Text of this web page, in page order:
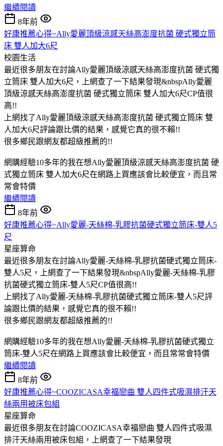
繼續閱讀
8年前
好康推薦心得~Ally愛麗頂級涼感天絲高澎度抗菌 硬式獨立筒
床 雙人加大6尺
校園生活
最近很多朋友在討論Ally愛麗頂級涼感天絲高澎度抗菌 硬式獨
立筒床 雙人加大6尺，上網查了一下結果發現&nbspAlly愛麗
頂級涼感天絲高澎度抗菌 硬式獨立筒床 雙人加大6尺CP值很
高!!
上網找了Ally愛麗頂級涼感天絲高澎度抗菌 硬式獨立筒床 雙
人加大6尺評論跟比價的結果，感覺它真的很不賴!!
很多鄉民跟網友都超級推薦的!!
網購經驗10多年的我在想Ally愛麗頂級涼感天絲高澎度抗菌 硬
式獨立筒床 雙人加大6尺在網路上買應該會比較便宜，而且常
常會特價
繼續閱讀
8年前
好康推薦心得~Ally愛麗-天絲棉-乳膠抗菌硬式獨立筒床-雙人5
尺
星座算命
最近很多朋友在討論Ally愛麗-天絲棉-乳膠抗菌硬式獨立筒床-
雙人5尺，上網查了一下結果發現&nbspAlly愛麗-天絲棉-乳膠
抗菌硬式獨立筒床-雙人5尺CP值很高!!
上網找了Ally愛麗-天絲棉-乳膠抗菌硬式獨立筒床-雙人5尺評
論跟比價的結果，感覺它真的很不賴!!
很多鄉民跟網友都超級推薦的!!
網購經驗10多年的我在想Ally愛麗-天絲棉-乳膠抗菌硬式獨立
筒床-雙人5尺在網路上買應該會比較便宜，而且常常會特價
繼續閱讀
8年前
好康推薦心得~COOZICASA幸福戀曲 雙人四件式吸濕排汗天
絲兩用被床包組
星座算命
最近很多朋友在討論COOZICASA幸福戀曲 雙人四件式吸濕
排汗天絲兩用被床包組，上網查了一下結果發現